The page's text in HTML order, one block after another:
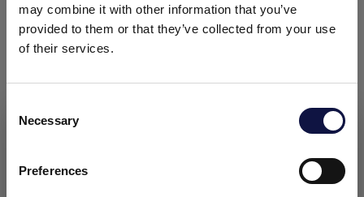
may combine it with other information that you’ve
provided to them or that they’ve collected from your use
of their services.
Selection
Necessary
Preferences
Este site destina-se a um público empresarial.
(empresas e outras entidades profissionais).
DOCUMENTAÇÃO